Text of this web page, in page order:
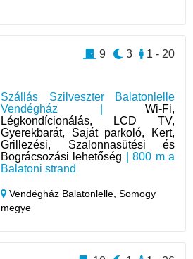
Szállás Szilveszter Balatonlelle
Vendégház | Wi-Fi,
Légkondícionálás, LCD TV,
Gyerekbarát, Saját parkoló, Kert,
Grillezési, Szalonnasütési és
Bográcsozási lehetőség | 800 m a
Balatoni strand
Vendégház Balatonlelle,Somogy
megye
1 - 20
3
9